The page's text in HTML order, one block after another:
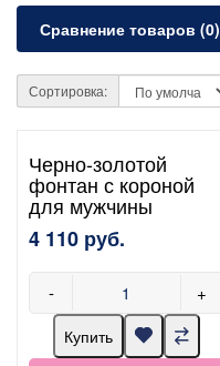
Сравнение товаров (0)
Сортировка:
Черно-золотой
фонтан с короной
для мужчины
4 110 руб.
- +
Купить